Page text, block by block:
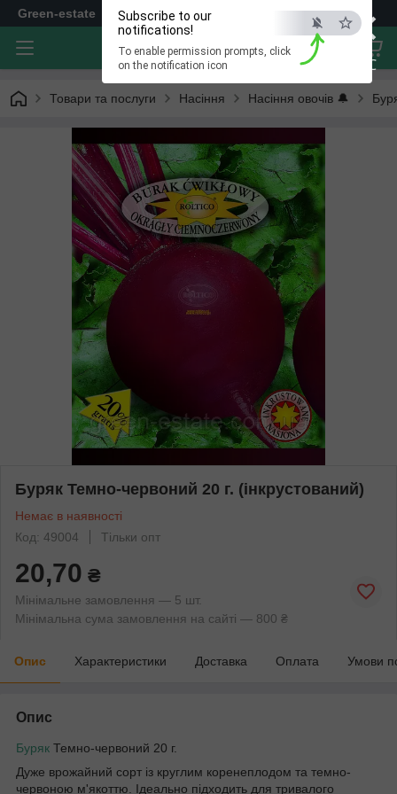
×
ESC
Subscribe to our
notifications!
To enable permission prompts, click
on the notification icon
Green-estate
Товари та послуги Насіння Насіння овочів 🔔
Буряк Темно-червоний 20 г. (інкрустований)
Немає в наявності
Код: 49004
Тільки опт
20,70 ₴
Мінімальне замовлення — 5 шт.
Мінімальна сума замовлення на сайті — 800 ₴
Опис Характеристики Доставка Оплата Умови
Опис
Буряк Темно-червоний 20 г.
Дуже врожайний сорт із круглим коренеплодом та темно-
червоною м'якоттю. Ідеально підходить для тривалого